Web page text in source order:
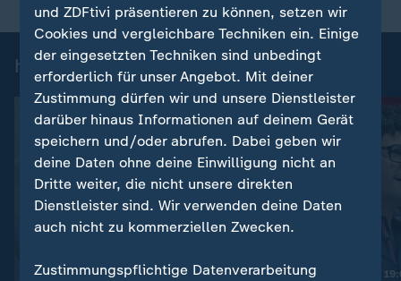
heute 19:00 Uhr: Einzelbeiträge
Nachrichten | heute 19:00 Uhr: Nachrichten | heute
und ZDFtivi präsentieren zu können, setzen wir
Cookies und vergleichbare Techniken ein. Einige
der eingesetzten Techniken sind unbedingt
erforderlich für unser Angebot. Mit deiner
Zustimmung dürfen wir und unsere Dienstleister
darüber hinaus Informationen auf deinem Gerät
speichern und/oder abrufen. Dabei geben wir
deine Daten ohne deine Einwilligung nicht an
Dritte weiter, die nicht unsere direkten
Dienstleister sind. Wir verwenden deine Daten
auch nicht zu kommerziellen Zwecken.
Zustimmungspflichtige Datenverarbeitung